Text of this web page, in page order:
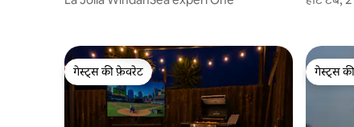
गेस्ट्स की फ़ेवरेट
गेस्ट्स की फ़ेवरेट
गेस्ट्स
गेस्ट्स